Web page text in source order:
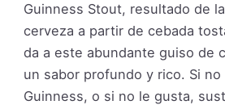
Guinness Stout, resultado de
cerveza a partir de cebada
da a este abundante guiso de
un sabor profundo y rico. Si
Guinness, o si no le gusta,